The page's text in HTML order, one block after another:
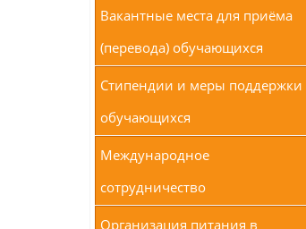
Вакантные места для приёма
(перевода) обучающихся
Стипендии и меры поддержки
обучающихся
Международное
сотрудничество
Организация питания в